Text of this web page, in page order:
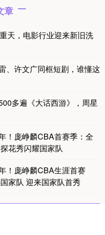
章
天，电影行业迎来新旧洗
、许文广同框短剧，谁懂这
多遍《大话西游》，周星
！庞峥麟CBA首赛季：全
花秀闪耀国家队
！庞峥麟CBA生涯首赛
家队 迎来国家队首秀